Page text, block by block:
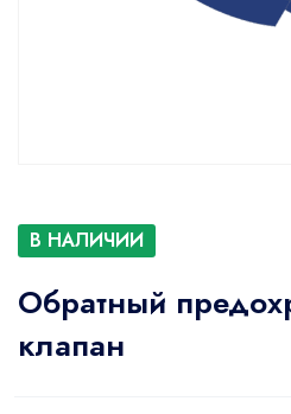
В НАЛИЧИИ
Обратный
клапан